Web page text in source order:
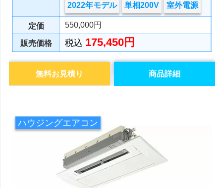
2022年モデル 単相200V 室外電源
定価 550,000円
販売価格 税込 175,450円
商品詳細
無料お見積り
ハウジングエアコン